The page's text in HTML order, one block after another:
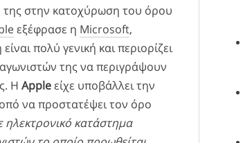
της στην κατοχύρωση του όρου
εξέφρασε η Microsoft,
πολύ γενική και περιορίζει
της να περιγράψουν
Η Appleείχε υποβάλλει την
να προστατέψει τον όρο
ηλεκτρονικό κατάστημα